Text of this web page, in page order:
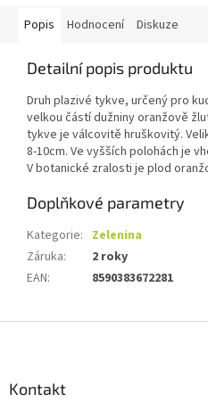
Popis Hodnocení Diskuze
Detailní popis produktu
Druh plazivé tykve, určený pro
velkou částí dužniny oranžově
tykve je válcovitě hruškovitý.
8-10cm. Ve vyšších polohách je
V botanické zralosti je plod
Doplňkové parametry
Kategorie: Zelenina
Záruka:
2 roky
EAN: 8590383672281
Kontakt